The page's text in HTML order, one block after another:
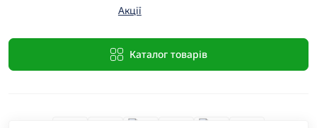
Акції
Каталог товарів